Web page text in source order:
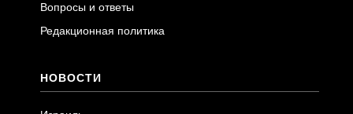
Вопросы и ответы
Редакционная политика
НОВОСТИ